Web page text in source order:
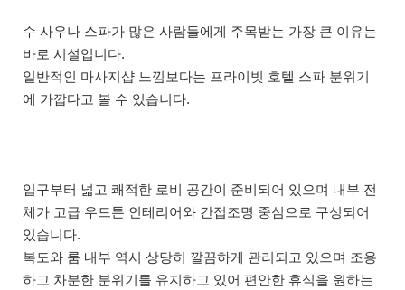
수 사우나 스파가 많은 사람들에게 주목받는 가장 큰 이유는
바로 시설입니다.
일반적인 마사지샵 느낌보다는 프라이빗 호텔 스파 분위기
에 가깝다고 볼 수 있습니다.
입구부터 넓고 쾌적한 로비 공간이 준비되어 있으며 내부 전
체가 고급 우드톤 인테리어와 간접조명 중심으로 구성되어
있습니다.
복도와 룸 내부 역시 상당히 깔끔하게 관리되고 있으며 조용
하고 차분한 분위기를 유지하고 있어 편안한 휴식을 원하는